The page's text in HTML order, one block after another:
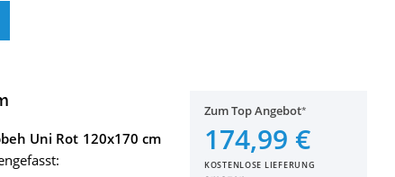
Zum Top Angebot
174,99 €
KOSTENLOSE LIEFERUNG
Uni Rot 120x170 cm